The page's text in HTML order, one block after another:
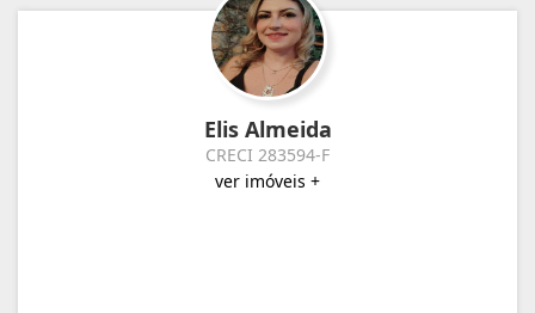
Elis Almeida
CRECI 283594-F
ver imóveis +